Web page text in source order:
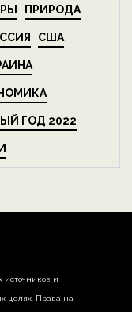
ПРИРОДА
США
ГОД 2022
источников и
целях. Права на